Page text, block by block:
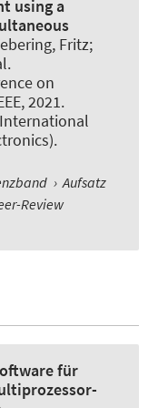
using a
Fritz;
on
2021.
International
› Aufsatz
Review
für